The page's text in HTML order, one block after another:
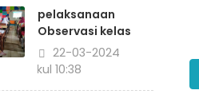
pelaksanaan
Observasi kelas
22-03-2024
pukul 10:38